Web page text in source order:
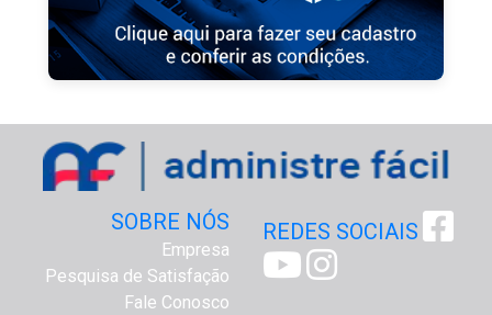
SOBRE NÓS
Empresa
Pesquisa de Satisfação
Fale Conosco
REDES SOCIAIS